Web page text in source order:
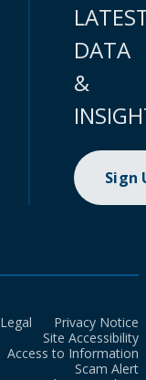
DATA
&
Sign
Legal
Privacy Notice
Site Accessibility
Access to Information
Scam Alert